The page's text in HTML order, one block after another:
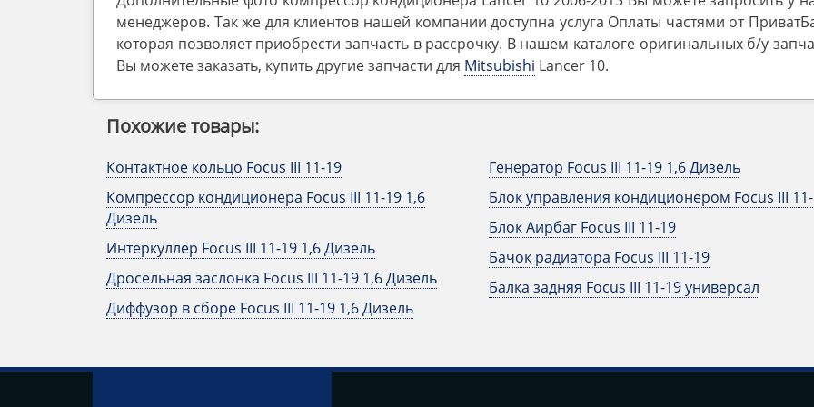
менеджеров. Так же для клиентов нашей компании доступна услуга Оплаты частями от
которая позволяет приобрести запчасть в рассрочку. В нашем каталоге оригинальных б/у
Вы можете заказать, купить другие запчасти для Mitsubishi Lancer 10.
Похожие товары:
Контактное кольцо Focus III 11-19
Компрессор кондиционера Focus III 11-19 1,6
Дизель
Интеркуллер Focus III 11-19 1,6 Дизель
Дросельная заслонка Focus III 11-19 1,6 Дизель
Диффузор в сборе Focus III 11-19 1,6 Дизель
Генератор Focus III 11-19 1,6 Дизель
Блок управления кондиционером Focus III
Блок Аирбаг Focus III 11-19
Бачок радиатора Focus III 11-19
Балка задняя Focus III 11-19 универсал